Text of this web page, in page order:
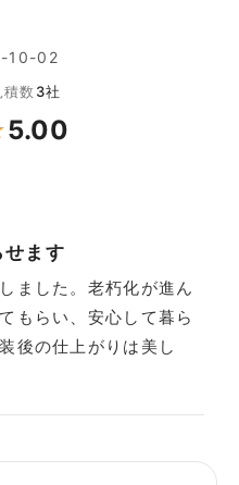
10-02
数 3社
5.00
せます
ました。老朽化が進ん
もらい、安心して暮ら
後の仕上がりは美し